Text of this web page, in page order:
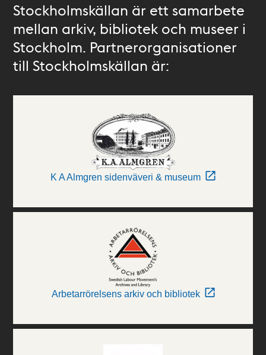
Stockholmskällan är ett samarbete
mellan arkiv, bibliotek och museer i
Stockholm. Partnerorganisationer
till Stockholmskällan är:
K A Almgren sidenväveri & museum
Arbetarrörelsens arkiv och bibliotek